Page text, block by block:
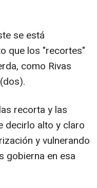
se está
que los "recortes"
como Rivas
recorta y las
decirlo alto y claro
y vulnerando
gobierna en esa